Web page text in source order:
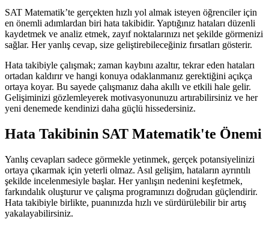
SAT Matematik’te gerçekten hızlı yol almak isteyen öğrenciler için
en önemli adımlardan biri hata takibidir. Yaptığınız hataları düzenli
kaydetmek ve analiz etmek, zayıf noktalarınızı net şekilde görmenizi
sağlar. Her yanlış cevap, size geliştirebileceğiniz fırsatları gösterir.
Hata takibiyle çalışmak; zaman kaybını azaltır, tekrar eden hataları
ortadan kaldırır ve hangi konuya odaklanmanız gerektiğini açıkça
ortaya koyar. Bu sayede çalışmanız daha akıllı ve etkili hale gelir.
Gelişiminizi gözlemleyerek motivasyonunuzu artırabilirsiniz ve her
yeni denemede kendinizi daha güçlü hissedersiniz.
Hata Takibinin SAT Matematik'te Önemi
Yanlış cevapları sadece görmekle yetinmek, gerçek potansiyelinizi
ortaya çıkarmak için yeterli olmaz. Asıl gelişim, hataların ayrıntılı
şekilde incelenmesiyle başlar. Her yanlışın nedenini keşfetmek,
farkındalık oluşturur ve çalışma programınızı doğrudan güçlendirir.
Hata takibiyle birlikte, puanınızda hızlı ve sürdürülebilir bir artış
yakalayabilirsiniz.